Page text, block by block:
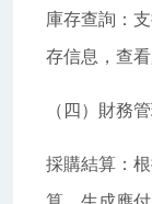
庫存查詢：
存信息，查看
（四）財務
採購結算：